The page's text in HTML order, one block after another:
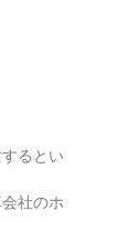
るとい
社のホ